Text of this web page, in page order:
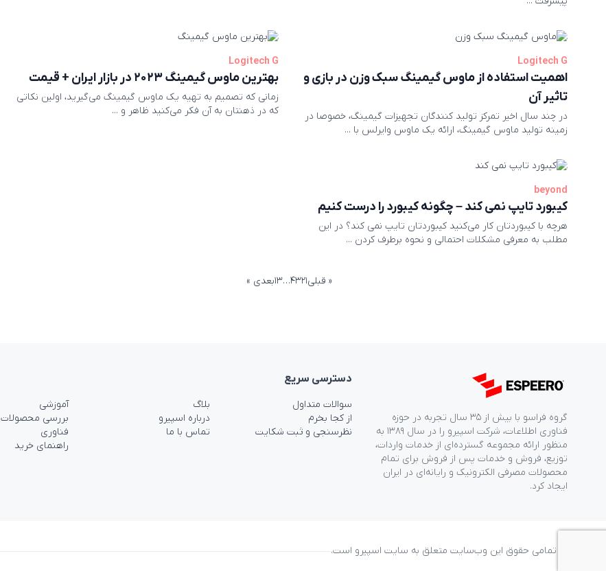
Logitech G
اهمیت استفاده از ماوس گیمینگ سبک وزن در بازی و
تاثیر آن
در چند سال اخیر تمرکز تولید کنندگان تجهیزات گیمینگ، خصوصا در
زمینه تولید ماوس گیمینگ، ارائه یک ماوس وایرلس با ...
Logitech G
بهترین ماوس گیمینگ ۲۰۲۳ در بازار ایران + قیمت
زمانی که تصمیم به تهیه یک ماوس گیمینگ می‌گیرید، اولین نکاتی
که در ذهنتان به آن فکر می‌کنید ظاهر و ...
beyond
کیبورد تایپ نمی کند – چگونه کیبورد را درست کنیم
هرچه با کیبوردتان کار می‌کنید کیبوردتان تایپ نمی کند؟ در این
مطلب به معرفی مشکلات احتمالی و نحوه برطرف کردن ...
صفحه‌بندی
« قبلی۱۲۳۴…۱۳بعدی »
گروه فراسو با بیش از ۳۵ سال تجربه در حوزه
فناوری اطلاعات، شرکت اسپیرو را در سال ۱۳۸۹ به
منظور ارائه مجموعه گسترده‌ای از خدمات واردات،
توزیع، فروش و خدمات پس از فروش برای تمام
محصولات مصرفی الکترونیک و رایانه‌ای در ایران
ایجاد کرد.
دسترسی‌ سریع
سوالات متداول
از کجا بخرم
نظرسنجی و ثبت شکایت
بلاگ
درباره اسپیرو
تماس با ما
آموزشی
بررسی محصولات
فناوری
راهنمای خرید
© تمامی حقوق این وب‌سایت متعلق به سایت اسپیرو است.